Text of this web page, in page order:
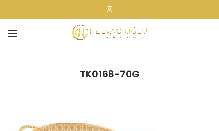
TK0168-70G